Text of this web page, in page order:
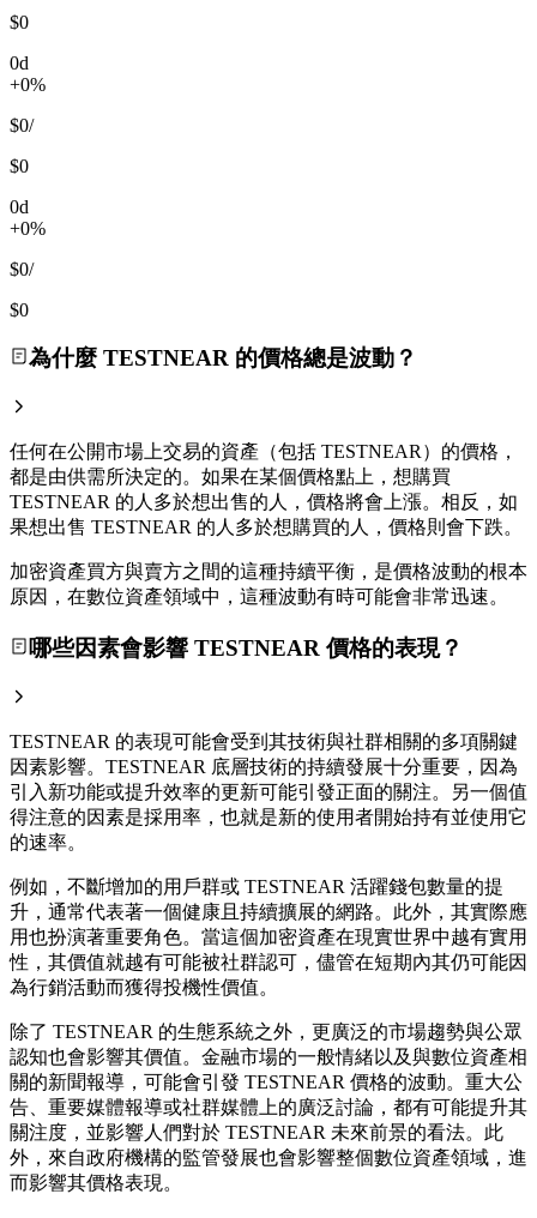
$0
0d
+0%
$0/
$0
0d
+0%
$0/
$0
為什麼 TESTNEAR 的價格總是波動？
任何在公開市場上交易的資產（包括 TESTNEAR）的價格，
都是由供需所決定的。如果在某個價格點上，想購買
TESTNEAR 的人多於想出售的人，價格將會上漲。相反，如
果想出售 TESTNEAR 的人多於想購買的人，價格則會下跌。
加密資產買方與賣方之間的這種持續平衡，是價格波動的根本
原因，在數位資產領域中，這種波動有時可能會非常迅速。
哪些因素會影響 TESTNEAR 價格的表現？
TESTNEAR 的表現可能會受到其技術與社群相關的多項關鍵
因素影響。TESTNEAR 底層技術的持續發展十分重要，因為
引入新功能或提升效率的更新可能引發正面的關注。另一個值
得注意的因素是採用率，也就是新的使用者開始持有並使用它
的速率。
例如，不斷增加的用戶群或 TESTNEAR 活躍錢包數量的提
升，通常代表著一個健康且持續擴展的網路。此外，其實際應
用也扮演著重要角色。當這個加密資產在現實世界中越有實用
性，其價值就越有可能被社群認可，儘管在短期內其仍可能因
為行銷活動而獲得投機性價值。
除了 TESTNEAR 的生態系統之外，更廣泛的市場趨勢與公眾
認知也會影響其價值。金融市場的一般情緒以及與數位資產相
關的新聞報導，可能會引發 TESTNEAR 價格的波動。重大公
告、重要媒體報導或社群媒體上的廣泛討論，都有可能提升其
關注度，並影響人們對於 TESTNEAR 未來前景的看法。此
外，來自政府機構的監管發展也會影響整個數位資產領域，進
而影響其價格表現。